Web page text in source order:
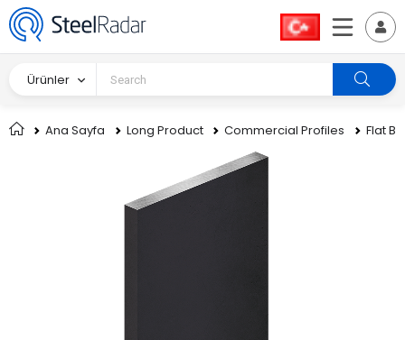
Ürünler
Ana Sayfa Long Product Commercial Profiles Flat